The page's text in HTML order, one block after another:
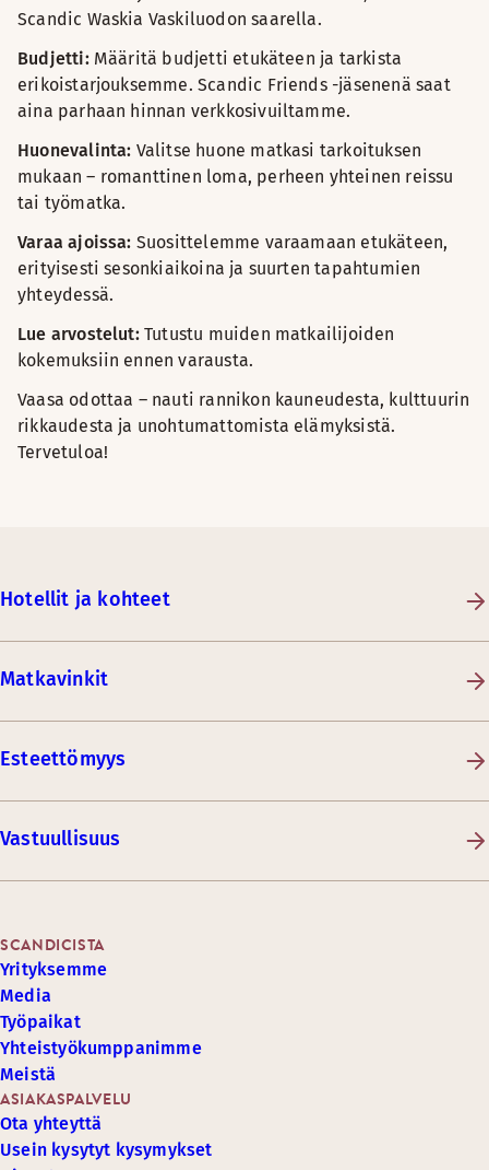
Scandic Waskia Vaskiluodon saarella.
Budjetti:Määritä budjetti etukäteen ja tarkista
erikoistarjouksemme. Scandic Friends -jäsenenä saat
aina parhaan hinnan verkkosivuiltamme.
Huonevalinta: Valitse huone matkasi tarkoituksen
mukaan – romanttinen loma, perheen yhteinen reissu
tai työmatka.
Varaa ajoissa: Suosittelemme varaamaan etukäteen,
erityisesti sesonkiaikoina ja suurten tapahtumien
yhteydessä.
Lue arvostelut:Tutustu muiden matkailijoiden
kokemuksiin ennen varausta.
Vaasa odottaa – nauti rannikon kauneudesta, kulttuurin
rikkaudesta ja unohtumattomista elämyksistä.
Tervetuloa!
Hotellit ja kohteet
Matkavinkit
Esteettömyys
Vastuullisuus
ASIAKASPALVELU
Ota yhteyttä
Usein kysytyt kysymykset
SCANDICISTA
Yrityksemme
Media
Työpaikat
Yhteistyökumppanimme
Meistä